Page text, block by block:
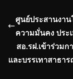
ศูนย์ประสานงาน
ความมั่นคง ประ
สอ.รฝ.เข้าร่วม
และบรรเทาสาธา